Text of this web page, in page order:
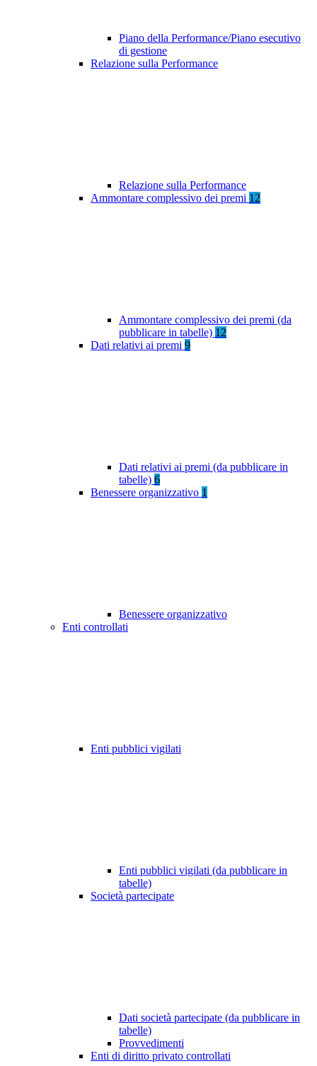
Piano della Performance/Piano esecutivo
di gestione
Relazione sulla Performance
Relazione sulla Performance
Ammontare complessivo dei premi 12
Ammontare complessivo dei premi (da
pubblicare in tabelle) 12
Dati relativi ai premi 9
Dati relativi ai premi (da pubblicare in
tabelle) 6
Benessere organizzativo 1
Benessere organizzativo
Enti controllati
Enti pubblici vigilati
Enti pubblici vigilati (da pubblicare in
tabelle)
Società partecipate
Dati società partecipate (da pubblicare in
tabelle)
Provvedimenti
Enti di diritto privato controllati